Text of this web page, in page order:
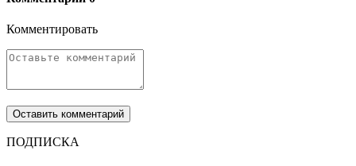
Комментировать
ПОДПИСКА